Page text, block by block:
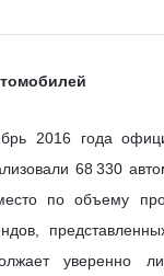
2016 года
68 330
по объему
уверенно